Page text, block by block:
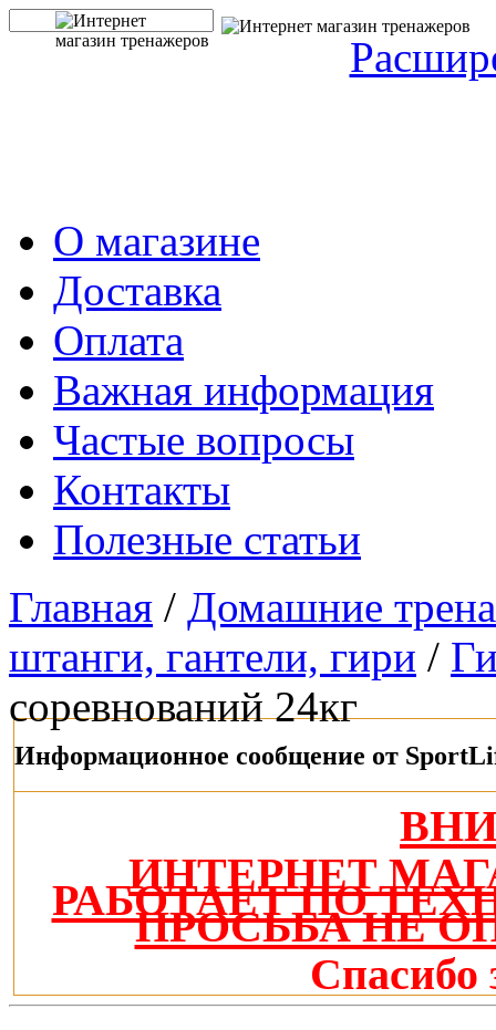
О магазине
Доставка
Оплата
Важная информация
Частые вопросы
Контакты
Полезные статьи
Главная / Домашние
штанги, гантели, гири /
соревнований 24кг
Информационное сообщение от
ИНТЕРНЕТ
РАБОТАЕТ ПО
ПРОСЬБА НЕ
Спасибо